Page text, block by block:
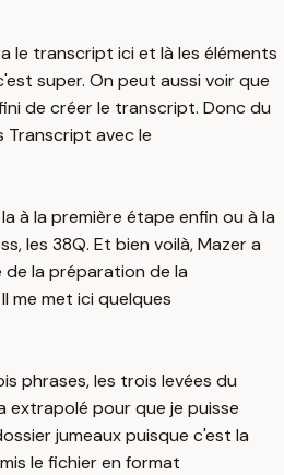
le transcript ici et là les éléments
super. On peut aussi voir que
de créer le transcript. Donc du
Transcript avec le
à la première étape enfin ou à la
les 38Q. Et bien voilà, Mazer a
de la préparation de la
me met ici quelques
phrases, les trois levées du
extrapolé pour que je puisse
jumeaux puisque c'est la
le fichier en format